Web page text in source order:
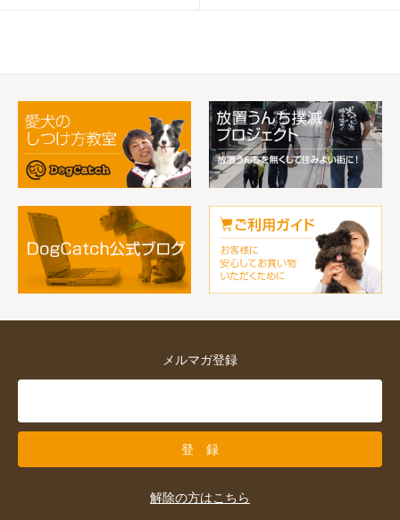
メルマガ登録
解除の方はこちら